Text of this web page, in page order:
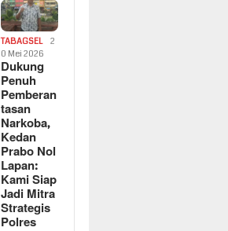
TABAGSEL
2
0 Mei 2026
Dukung
Penuh
Pemberan
tasan
Narkoba,
Kedan
Prabo Nol
Lapan:
Kami Siap
Jadi Mitra
Strategis
Polres